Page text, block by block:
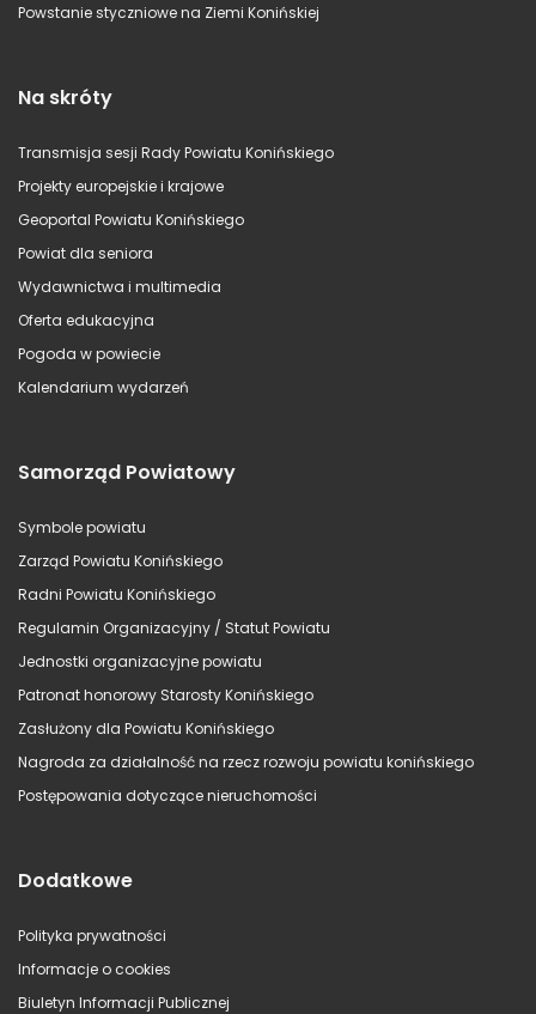
Powstanie styczniowe na Ziemi Konińskiej
Na skróty
Transmisja sesji Rady Powiatu Konińskiego
Projekty europejskie i krajowe
Geoportal Powiatu Konińskiego
Powiat dla seniora
Wydawnictwa i multimedia
Oferta edukacyjna
Pogoda w powiecie
Kalendarium wydarzeń
Samorząd Powiatowy
Symbole powiatu
Zarząd Powiatu Konińskiego
Radni Powiatu Konińskiego
Regulamin Organizacyjny / Statut Powiatu
Jednostki organizacyjne powiatu
Patronat honorowy Starosty Konińskiego
Zasłużony dla Powiatu Konińskiego
Nagroda za działalność na rzecz rozwoju powiatu konińskiego
Postępowania dotyczące nieruchomości
Dodatkowe
Polityka prywatności
Informacje o cookies
Biuletyn Informacji Publicznej